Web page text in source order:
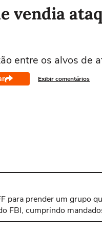
vendia
entre os alvos de
Exibir comentários
para prender um grupo
FBI, cumprindo